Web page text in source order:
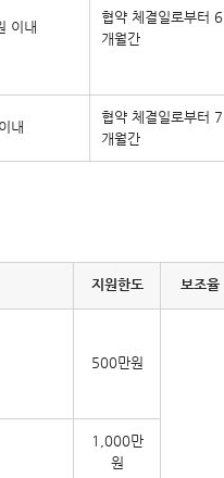
이내
협약 체결일로부터 6
개월간
내
협약 체결일로부터 7
개월간
지원한도 보조율
500만원
1,000만
원